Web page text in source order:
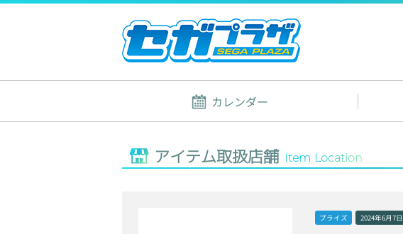
カレンダー
アイテム取扱店舗 Item Location
プライズ 2024年6月7日